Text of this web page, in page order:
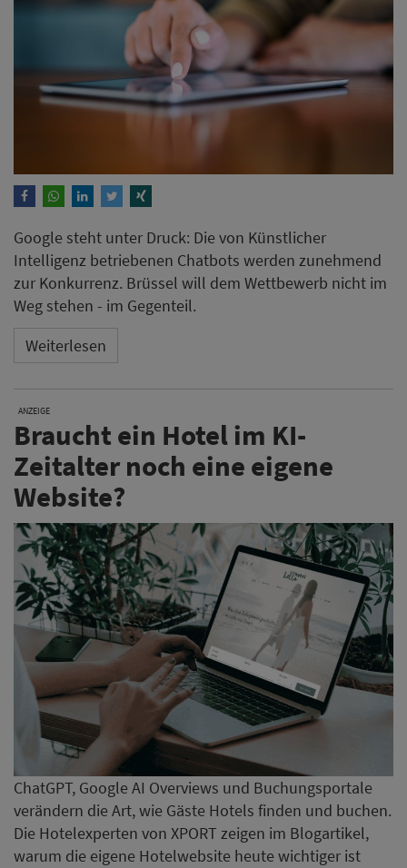
Google steht unter Druck: Die von Künstlicher
Intelligenz betriebenen Chatbots werden zunehmend
zur Konkurrenz. Brüssel will dem Wettbewerb nicht im
Weg stehen - im Gegenteil.
Weiterlesen
ANZEIGE
Braucht ein Hotel im KI-
Zeitalter noch eine eigene
Website?
ChatGPT, Google AI Overviews und Buchungsportale
verändern die Art, wie Gäste Hotels finden und buchen.
Die Hotelexperten von XPORT zeigen im Blogartikel,
warum die eigene Hotelwebsite heute wichtiger ist